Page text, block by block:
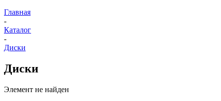
Главная
-
Каталог
-
Диски
Диски
Элемент не найден